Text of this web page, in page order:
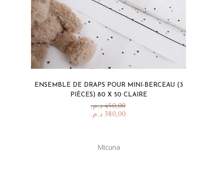
ENSEMBLE DE DRAPS POUR MINI-BERCEAU (3
PIÈCES) 80 X 50 CLAIRE
450,00د.م.
380,00 د.م.
Micuna